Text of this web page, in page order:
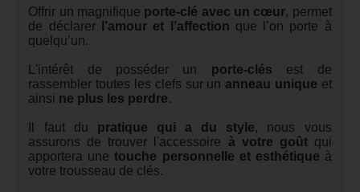
Offrir un magnifique porte-clé avec un cœur, permet
de déclarer
l’amour et l’affection que l’on porte à
quelqu’un.
L'intérêt de posséder un porte-clés est de
rassembler toutes les clefs sur un anneau unique et
ainsi ne plus les perdre.
Il faut du pratique qui a du style, nous vous
assurons de trouver l'accessoire à votre goûtqui
apportera unetouche personnelle et esthétique à
votre trousseau de clés.